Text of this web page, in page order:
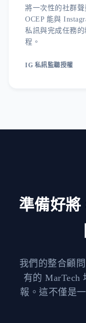
將一次性的社群
OCEP 能與
私訊與完成任務
程。
IG 私訊監聽授權
準備好將
我們的整合顧
有的 MarTech
報。這不僅是